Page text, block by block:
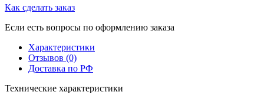
Как сделать заказ
Если есть вопросы по оформлению заказа
Характеристики
Отзывов (0)
Доставка по РФ
Технические характеристики